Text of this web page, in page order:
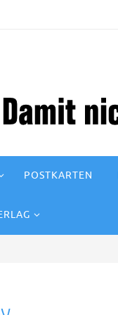
POSTKARTEN